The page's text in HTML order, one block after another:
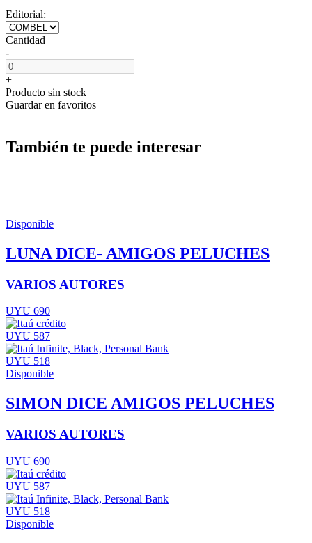
Editorial:
Cantidad
-
+
Producto sin stock
Guardar en favoritos
También te puede interesar
Disponible
LUNA DICE- AMIGOS PELUCHES
VARIOS AUTORES
UYU 690
UYU 587
UYU 518
Disponible
SIMON DICE AMIGOS PELUCHES
VARIOS AUTORES
UYU 690
UYU 587
UYU 518
Disponible